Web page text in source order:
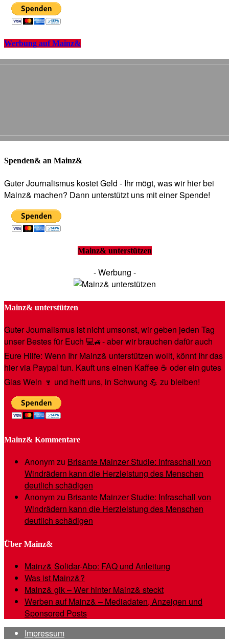
Werbung auf Mainz&
Spenden& an Mainz&
Guter Journalismus kostet Geld - Ihr mögt, was wir hier bei
Mainz& machen? Dann unterstützt uns mit einer Spende!
Mainz& unterstützen
- Werbung -
Mainz& unterstützen
Guter Journalismus ist nicht umsonst, wir geben jeden Tag
unser Bestes für Euch 💻🚙- aber wir brauchen dafür auch
Eure Hilfe: Wenn Ihr Mainz& unterstützen wollt, könnt Ihr das
hier via Paypal tun. Kauft uns einen Kaffee ☕️ oder ein gutes
Glas Wein 🍷 und helft uns, in Schwung 💪 zu bleiben!
Mainz& Kommentare
Anonymzu Brisante Mainzer Studie: Infraschall von
Windrädern kann die Herzleistung des Menschen
deutlich schädigen
Anonymzu Brisante Mainzer Studie: Infraschall von
Windrädern kann die Herzleistung des Menschen
deutlich schädigen
Über Mainz&
Mainz& Solidar-Abo: FAQ und Anleitung
Was ist Mainz&?
Mainz& gik – Wer hinter Mainz& steckt
Werben auf Mainz& – Mediadaten, Anzeigen und
Sponsored Posts
Impressum